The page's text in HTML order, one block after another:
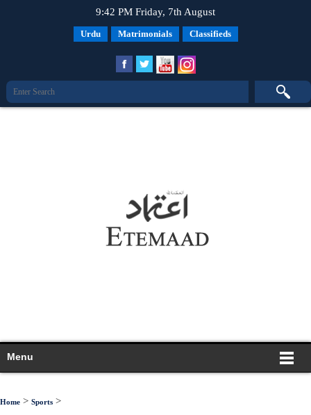
9:42 PM Friday, 7th August
Urdu Matrimonials Classifieds
Menu
Home > Sports >